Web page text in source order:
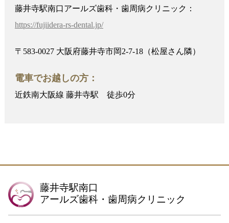
藤井寺駅南口アールズ歯科・歯周病クリニック：
https://fujiidera-rs-dental.jp/
〒583-0027 大阪府藤井寺市岡2-7-18（松屋さん隣）
電車でお越しの方：
近鉄南大阪線 藤井寺駅 徒歩0分
藤井寺駅南口
アールズ歯科・歯周病クリニック